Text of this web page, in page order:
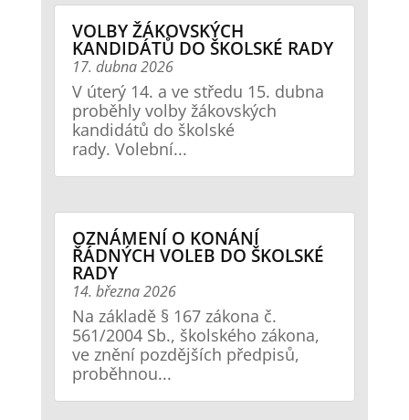
VOLBY ŽÁKOVSKÝCH
KANDIDÁTŮ DO ŠKOLSKÉ RADY
17. dubna 2026
V úterý 14. a ve středu 15. dubna
proběhly volby žákovských
kandidátů do školské
rady. Volební...
OZNÁMENÍ O KONÁNÍ
ŘÁDNÝCH VOLEB DO ŠKOLSKÉ
RADY
14. března 2026
Na základě § 167 zákona č.
561/2004 Sb., školského zákona,
ve znění pozdějších předpisů,
proběhnou...